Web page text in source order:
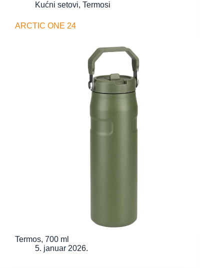
Kućni setovi, Termosi
ARCTIC ONE 24
Termos, 700 ml
5. januar 2026.